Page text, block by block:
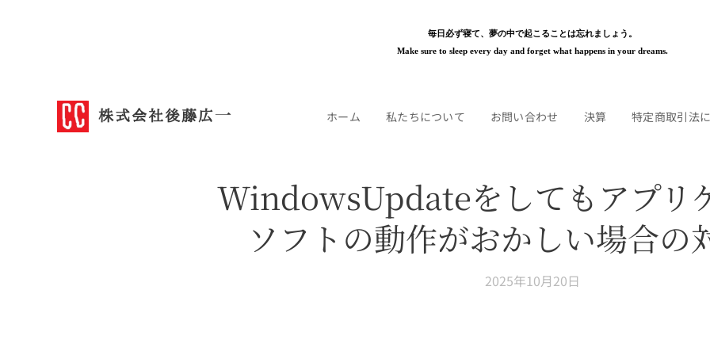
毎日必ず寝て、夢の中で起こることは忘れましょう。
Make sure to sleep every day and forget what happens in your dreams.
株式会社後藤広一 ホーム 私たちについて お問い合わせ 決算 特定商取引法
WindowsUpdateをしてもアプリ
ソフトの動作がおかしい場合の
2025年10月20日